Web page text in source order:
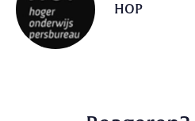
HOP